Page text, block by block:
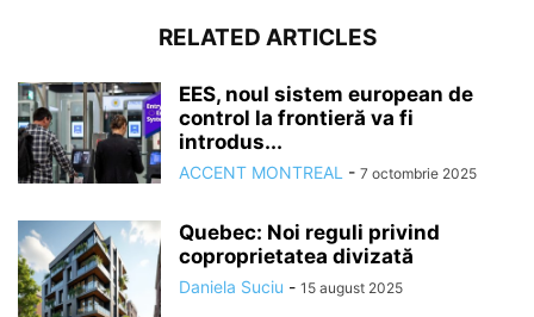
RELATED ARTICLES
EES, noul sistem european de
control la frontieră va fi
introdus...
ACCENT MONTREAL - 7 octombrie 2025
Quebec: Noi reguli privind
coproprietatea divizată
Daniela Suciu - 15 august 2025